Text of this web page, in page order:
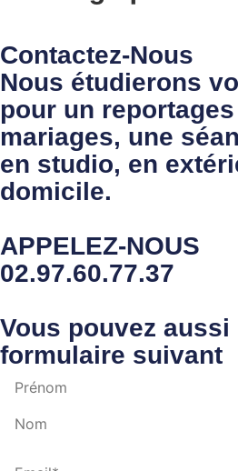
Contactez-Nous
Nous étudierons
pour un
mariages, une
en studio, en
domicile.
APPELEZ-NOUS
02.97.60.77.37
Vous pouvez
formulaire suivant